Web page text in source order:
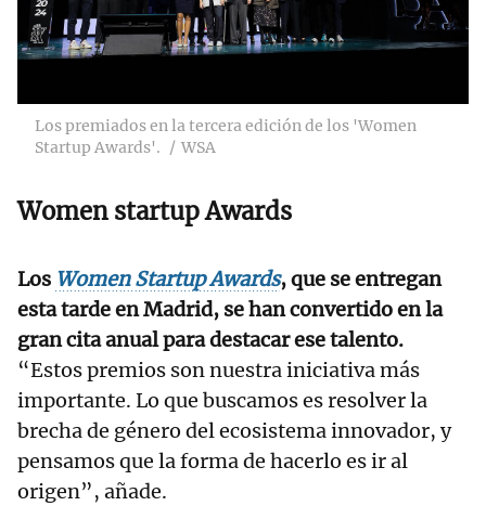
Los premiados en la tercera edición de los 'Women
Startup Awards'.
WSA
Women startup Awards
Los Women Startup Awards, que se entregan
esta tarde en Madrid, se han convertido en la
gran cita anual para destacar ese talento.
“Estos premios son nuestra iniciativa más
importante. Lo que buscamos es resolver la
brecha de género del ecosistema innovador, y
pensamos que la forma de hacerlo es ir al
origen”, añade.